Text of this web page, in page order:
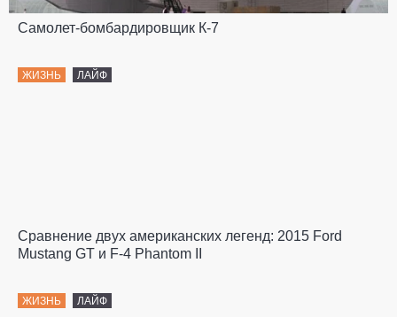
Самолет-бомбардировщик К-7
ЖИЗНЬ ЛАЙФ
Сравнение двух американских легенд: 2015 Ford
Mustang GT и F-4 Phantom II
ЖИЗНЬ ЛАЙФ